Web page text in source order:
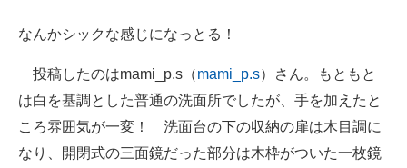
なんかシックな感じになっとる！
投稿したのはmami_p.s（mami_p.s）さん。もともと
は白を基調とした普通の洗面所でしたが、手を加えたと
ころ雰囲気が一変！ 洗面台の下の収納の扉は木目調に
なり、開閉式の三面鏡だった部分は木枠がついた一枚鏡